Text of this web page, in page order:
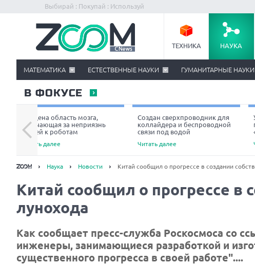
Выбирай : Покупай : Используй
ТЕХНИКА НАУКА
МАТЕМАТИКА ЕСТЕСТВЕННЫЕ НАУКИ ГУМАНИТАРНЫЕ НАУКИ
В ФОКУСЕ
Найдена область мозга,
отвечающая за неприязнь
людей к роботам
Читать далее
Создан сверхпроводник для
коллайдера и беспроводной
связи под водой
Читать далее
Наука Новости Китай сообщил о прогрессе в создании
Китай сообщил о прогрессе в
лунохода
Как сообщает пресс-служба Роскосмоса со
инженеры, занимающиеся разработкой и
существенного прогресса в своей работе"....